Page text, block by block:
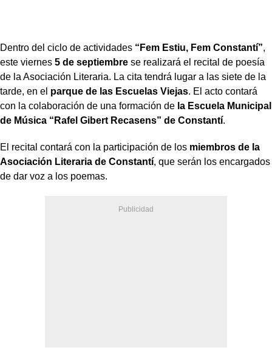
Dentro del ciclo de actividades “Fem Estiu, Fem Constantí”,
este viernes 5 de septiembre se realizará el recital de poesía
de la Asociación Literaria. La cita tendrá lugar a las siete de la
tarde, en el parque de las Escuelas Viejas. El acto contará
con la colaboración de una formación de la Escuela Municipal
de Música “Rafel Gibert Recasens” de Constantí.
El recital contará con la participación de los miembros de la
Asociación Literaria de Constantí, que serán los encargados
de dar voz a los poemas.